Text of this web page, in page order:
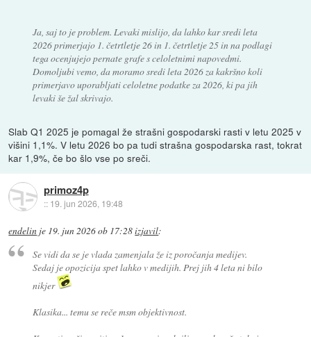
Ja, saj to je problem. Levaki mislijo, da lahko kar sredi leta
2026 primerjajo 1. četrtletje 26 in 1. četrtletje 25 in na podlagi
tega ocenjujejo pernate grafe s celoletnimi napovedmi.
Domoljubi vemo, da moramo sredi leta 2026 za kakršno koli
primerjavo uporabljati celoletne podatke za 2026, ki pa jih
levaki še žal skrivajo.
Slab Q1 2025 je pomagal že strašni gospodarski rasti v letu 2025 v
višini 1,1%. V letu 2026 bo pa tudi strašna gospodarska rast, tokrat
kar 1,9%, če bo šlo vse po sreči.
primoz4p
:: 19. jun 2026, 19:48
endelin je 19. jun 2026 ob 17:28izjavil:
Se vidi da se je vlada zamenjala že iz poročanja medijev.
Sedaj je opozicija spet lahko v medijih. Prej jih 4 leta ni bilo
nikjer
Klasika... temu se reče msm objektivnost.